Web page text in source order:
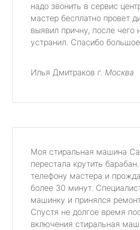
надо звонить в сервис
мастер бесплатно провет
выявил причну, после чего
устранил. Спасибо
Илья Дмитраков г. Москва
Моя стиральная машина
перестала крутить
телефону мастера и
более 30 минут.
машинку и принялся
Спустя не долгое время
включения стиральная